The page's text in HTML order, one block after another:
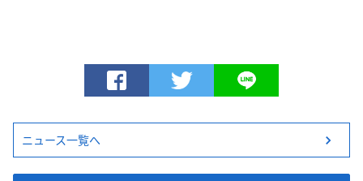
ニュース一覧へ